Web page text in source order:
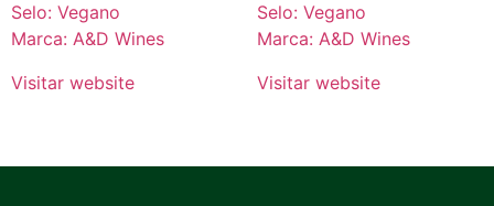
Selo: Vegano
Marca: A&D Wines
Visitar website
Selo: Vegano
Marca: A&D Wines
Visitar website